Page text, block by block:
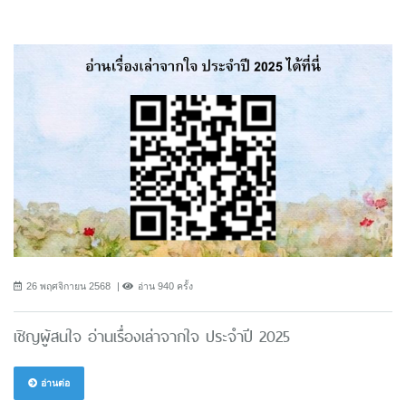
26 พฤศจิกายน 2568 อ่าน 940 ครั้ง
เชิญผู้สนใจ อ่านเรื่องเล่าจากใจ ประจำปี 2025
อ่านต่อ